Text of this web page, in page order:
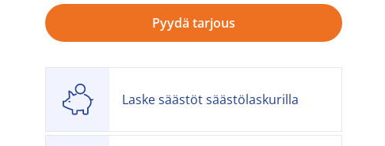
Pyydä tarjous
Laske säästöt säästölaskurilla